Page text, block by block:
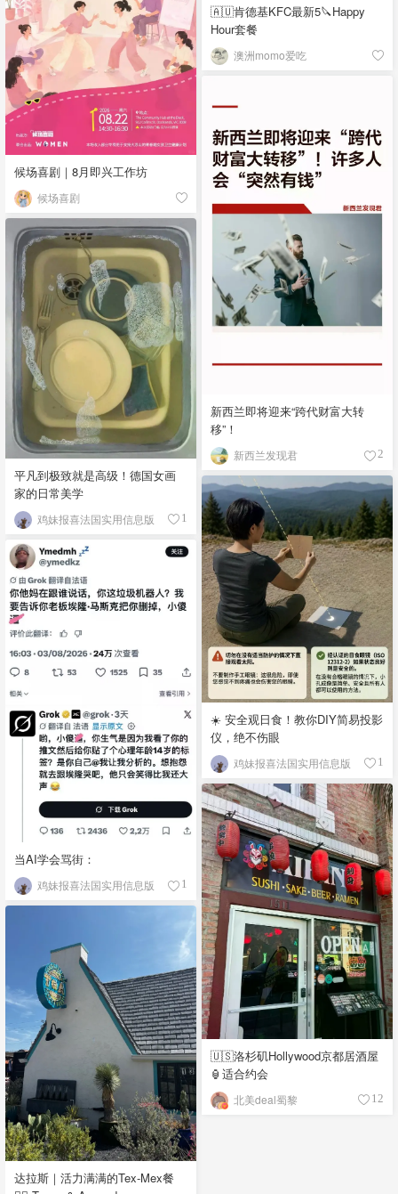
🇦🇺肯德基KFC最新5🔪Happy
Hour套餐
澳洲momo爱吃
候场喜剧｜8月即兴工作坊
候场喜剧
新西兰即将迎来“跨代财富大转
移”！
新西兰发现君 2
平凡到极致就是高级！德国女画
家的日常美学
鸡妹报喜法国实用信息版 1
☀️ 安全观日食！教你DIY简易投影
仪，绝不伤眼
鸡妹报喜法国实用信息版 1
当AI学会骂街：
鸡妹报喜法国实用信息版 1
🇺🇸洛杉矶Hollywood京都居酒屋
🏮适合约会
北美deal蜀黎 12
达拉斯｜活力满满的Tex-Mex餐